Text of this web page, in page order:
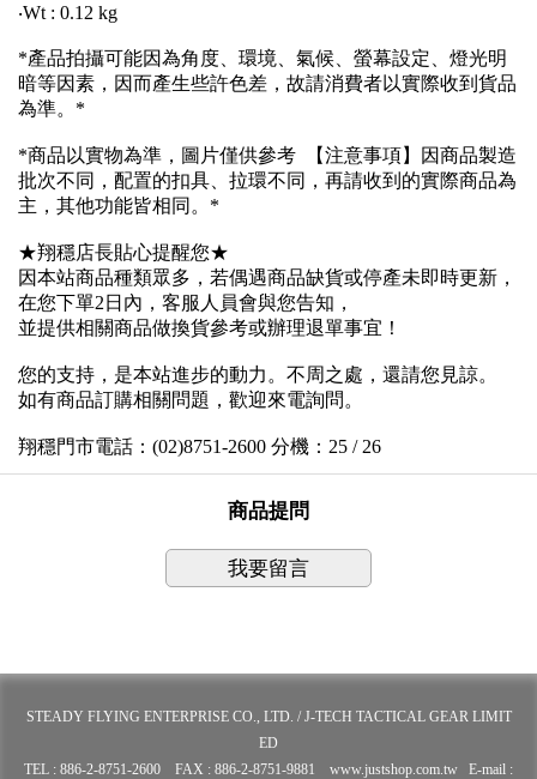
‧Wt : 0.12 kg
*產品拍攝可能因為角度、環境、氣候、螢幕設定、燈光明
暗等因素，因而產生些許色差，故請消費者以實際收到貨品
為準。*
*商品以實物為準，圖片僅供參考 【注意事項】因商品製造
批次不同，配置的扣具、拉環不同，再請收到的實際商品為
主，其他功能皆相同。*
★翔穩店長貼心提醒您★
因本站商品種類眾多，若偶遇商品缺貨或停產未即時更新，
在您下單2日內，客服人員會與您告知，
並提供相關商品做換貨參考或辦理退單事宜！
您的支持，是本站進步的動力。不周之處，還請您見諒。
如有商品訂購相關問題，歡迎來電詢問。
翔穩門市電話：(02)8751-2600 分機：25 / 26
商品提問
我要留言
STEADY FLYING ENTERPRISE CO., LTD. / J-TECH TACTICAL GEAR LIMIT
ED
TEL : 886-2-8751-2600 FAX : 886-2-8751-9881 www.justshop.com.tw E-mail :